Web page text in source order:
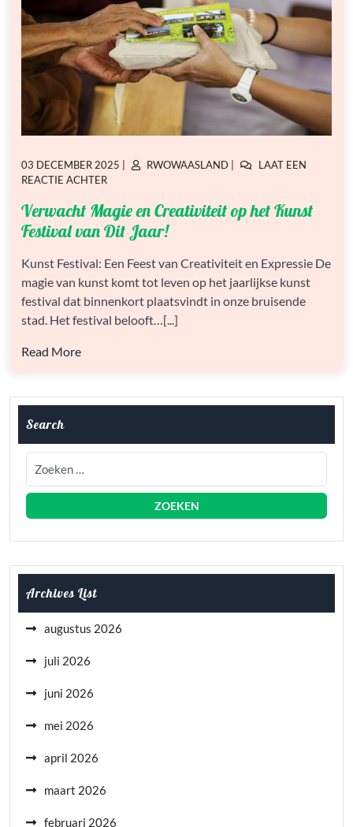
GEPLAATST
OP
03 DECEMBER 2025
GEPLAATST
RWOWAASLAND
LAAT EEN
REACTIE ACHTEROP
MAGIE
EN
CREATIVITEIT
HET
KUNST
FESTIVAL
VAN
DIT
Verwacht Magie en Creativiteit op het Kunst
Festival van Dit Jaar!
Kunst Festival: Een Feest van Creativiteit en Expressie De
magie van kunst komt tot leven op het jaarlijkse kunst
festival dat binnenkort plaatsvindt in onze bruisende
stad. Het festival belooft…[...]
Read More
Search
Archives List
augustus 2026
juli 2026
juni 2026
mei 2026
april 2026
maart 2026
februari 2026